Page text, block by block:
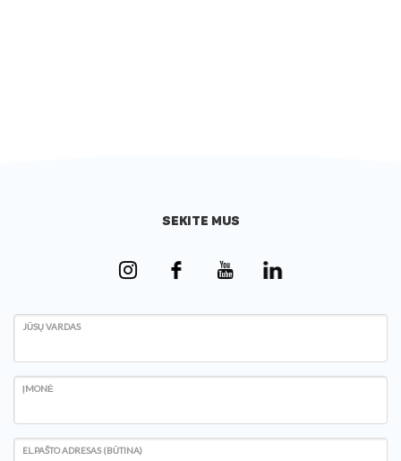
SEKITE MUS
JŪSŲ VARDAS
ĮMONĖ
EL.PAŠTO ADRESAS (BŪTINA)